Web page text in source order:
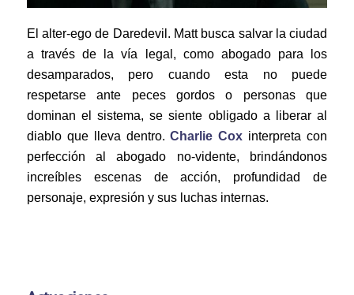
El alter-ego de Daredevil. Matt busca salvar la ciudad
a través de la vía legal, como abogado para los
desamparados, pero cuando esta no puede
respetarse ante peces gordos o personas que
dominan el sistema, se siente obligado a liberar al
diablo que lleva dentro. Charlie Cox interpreta con
perfección al abogado no-vidente, brindándonos
increíbles escenas de acción, profundidad de
personaje, expresión y sus luchas internas.